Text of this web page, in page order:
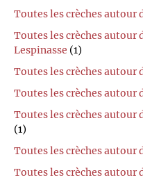
Toutes les crèches autour
Toutes les crèches
Lespinasse (1)
Toutes les crèches autour
Toutes les crèches autour
Toutes les crèches
(1)
Toutes les crèches autour
Toutes les crèches autour